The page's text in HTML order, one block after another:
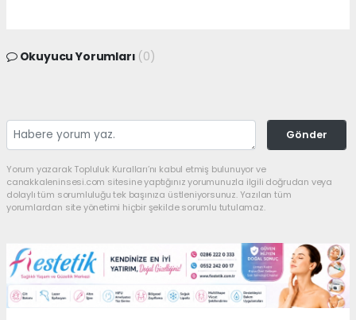
Okuyucu Yorumları (0)
Gönder
Yorum yazarak Topluluk Kuralları’nı kabul etmiş bulunuyor ve
canakkaleninsesi.com sitesine yaptığınız yorumunuzla ilgili doğrudan veya
dolaylı tüm sorumluluğu tek başınıza üstleniyorsunuz. Yazılan tüm
yorumlardan site yönetimi hiçbir şekilde sorumlu tutulamaz.